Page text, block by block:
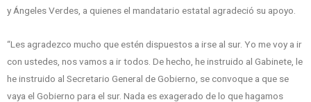
y Ángeles Verdes, a quienes el mandatario estatal agradeció su apoyo.
“Les agradezco mucho que estén dispuestos a irse al sur. Yo me voy a ir
con ustedes, nos vamos a ir todos. De hecho, he instruido al Gabinete, le
he instruido al Secretario General de Gobierno, se convoque a que se
vaya el Gobierno para el sur. Nada es exagerado de lo que hagamos